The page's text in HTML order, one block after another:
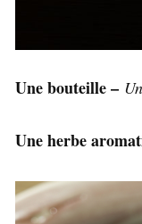
Une bouteille –
Une herbe